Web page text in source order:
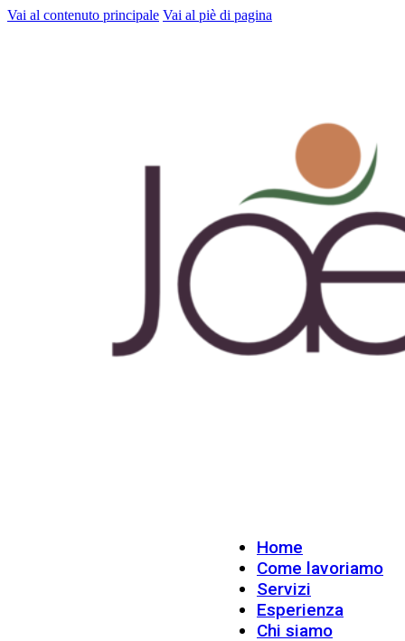
Vai al contenuto principale Vai al piè di pagina
Home
Come lavoriamo
Servizi
Esperienza
Chi siamo